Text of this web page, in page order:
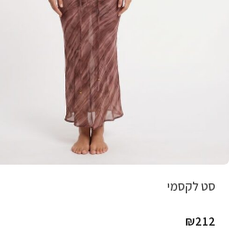
סט לקסמי
₪212